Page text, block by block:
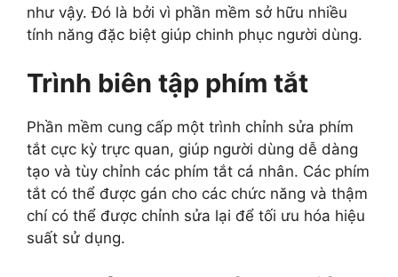
như vậy. Đó là bởi vì phần mềm sở hữu nhiều
tính năng đặc biệt giúp chinh phục người dùng.
Trình biên tập phím tắt
Phần mềm cung cấp một trình chỉnh sửa phím
tắt cực kỳ trực quan, giúp người dùng dễ dàng
tạo và tùy chỉnh các phím tắt cá nhân. Các phím
tắt có thể được gán cho các chức năng và thậm
chí có thể được chỉnh sửa lại để tối ưu hóa hiệu
suất sử dụng.